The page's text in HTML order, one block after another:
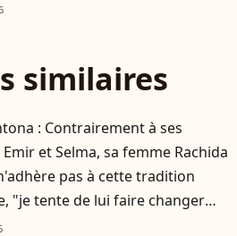
similaires
: Contrairement à ses
et Selma, sa femme Rachida
pas à cette tradition
"je tente de lui faire changer